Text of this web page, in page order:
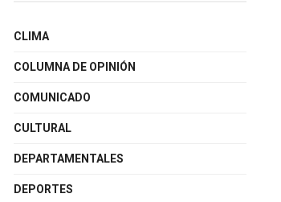
CLIMA
COLUMNA DE OPINIÓN
COMUNICADO
CULTURAL
DEPARTAMENTALES
DEPORTES